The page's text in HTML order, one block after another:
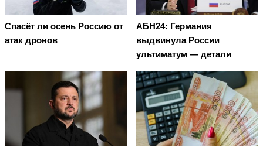
Спасёт ли осень Россию от
атак дронов
АБН24: Германия
выдвинула России
ультиматум — детали